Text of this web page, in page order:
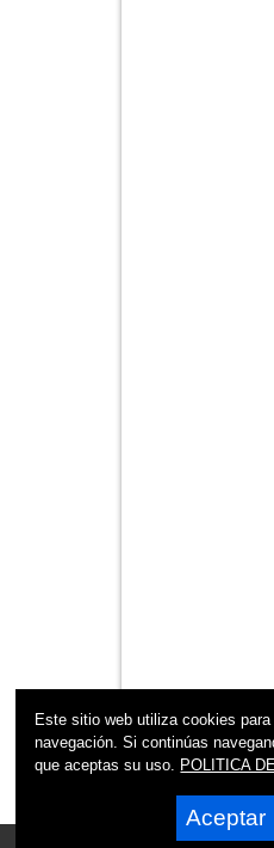
Este sitio web utiliza cookies
navegación. Si continúas
que aceptas su uso. POLITICA
Aceptar